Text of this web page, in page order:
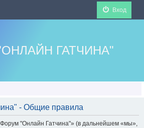
Вход
ГАТЧИНА"
- Общие правила
"Онлайн Гатчина"» (в дальнейшем «мы»,